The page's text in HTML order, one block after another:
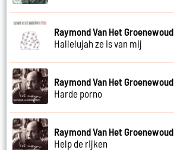
Raymond Van Het Groenewoud
Hallelujah ze is van mij
Raymond Van Het Groenewoud
Harde porno
Raymond Van Het Groenewoud
Help de rijken